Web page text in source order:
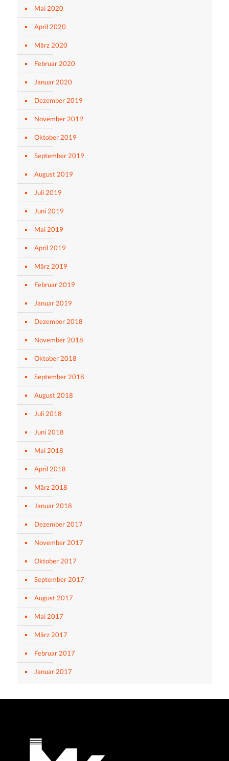
Mai 2020
April 2020
März 2020
Februar 2020
Januar 2020
Dezember 2019
November 2019
Oktober 2019
September 2019
August 2019
Juli 2019
Juni 2019
Mai 2019
April 2019
März 2019
Februar 2019
Januar 2019
Dezember 2018
November 2018
Oktober 2018
September 2018
August 2018
Juli 2018
Juni 2018
Mai 2018
April 2018
März 2018
Januar 2018
Dezember 2017
November 2017
Oktober 2017
September 2017
August 2017
Mai 2017
März 2017
Februar 2017
Januar 2017